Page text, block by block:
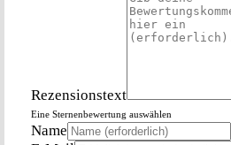
Rezensionstext
Eine Sternenbewertung auswählen
Name